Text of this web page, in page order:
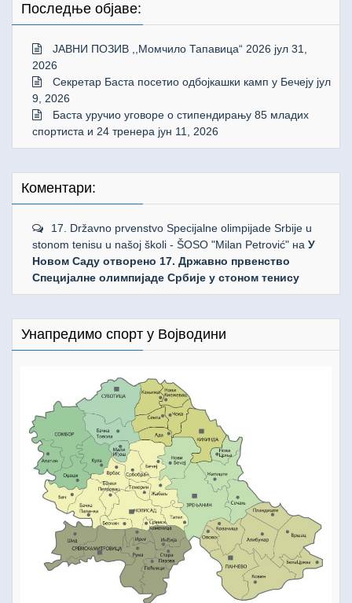
Последње објаве:
ЈАВНИ ПОЗИВ ,,Момчило Тапавица“ 2026 јул 31,
2026
Секретар Баста посетио одбојкашки камп у Бечеју јул
9, 2026
Баста уручио уговоре о стипендирању 85 младих
спортиста и 24 тренера јун 11, 2026
Коментари:
17. Državno prvenstvo Specijalne olimpijade Srbije u
stonom tenisu u našoj školi - ŠOSO "Milan Petrović" на У
Новом Саду отворено 17. Државно првенство
Специјалне олимпијаде Србије у стоном тенису
Унапредимо спорт у Војводини